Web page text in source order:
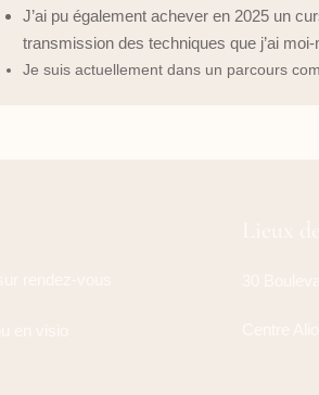
J’ai pu également achever en 2025 un
transmission des techniques que j’ai
Je suis actuellement dans un parcours